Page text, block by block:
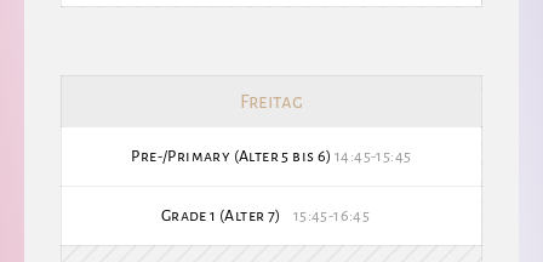
Freitag
Pre-/Primary (Alter 5 bis 6)14:45-15:45
Grade 1 (Alter 7) 15:45-16:45